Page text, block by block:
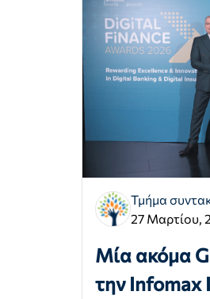
Τμήμα
27 Μαρτίου,
Μία ακόμα
την Infomax